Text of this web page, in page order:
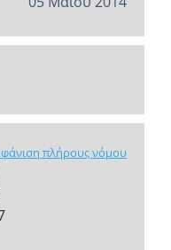
πλήρους νόμου